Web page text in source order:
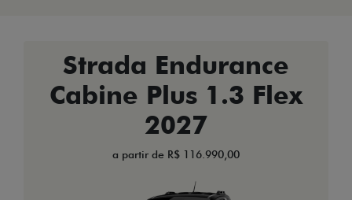
Strada Endurance
Cabine Plus 1.3 Flex
2027
a partir de R$ 116.990,00